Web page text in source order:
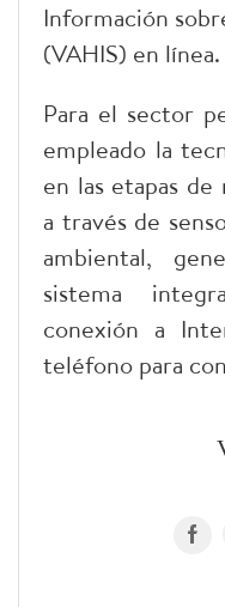
Información
(VAHIS) en línea.
Para el sector
empleado la
en las etapas de
a través de
ambiental,
sistema
conexión a
teléfono para